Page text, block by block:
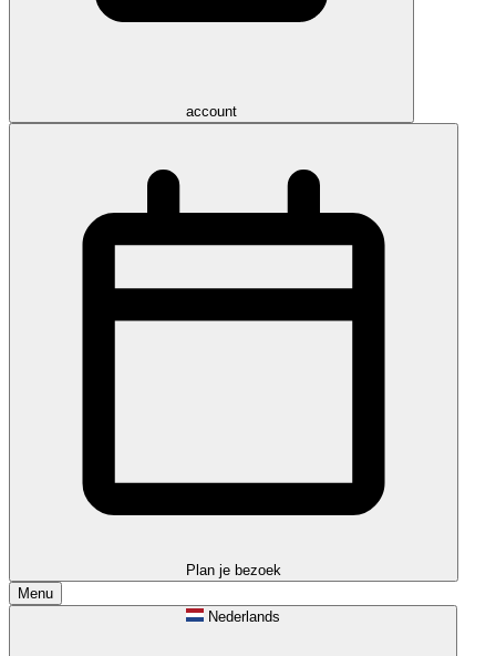
account
Plan je bezoek
Menu
Nederlands